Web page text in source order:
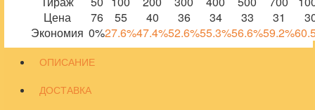
Цена
76 55 40 36 34 33 31
Экономия 0%27.6%47.4%52.6%55.3%56.6%59.2%
ОПИСАНИЕ
ДОСТАВКА